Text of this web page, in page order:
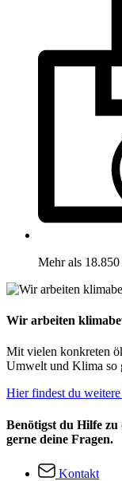
Mehr als
Wir arbeiten
Mit vielen konkreten
Umwelt und Klima so
Hier findest du
Benötigst du Hilfe
gerne deine Fragen.
Kontakt